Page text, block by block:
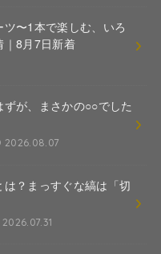
〜1本で楽しむ、いろ
｜8月7日新着
ずが、まさかの○○でした
2026.08.07
？まっすぐな縞は「切
2026.07.31